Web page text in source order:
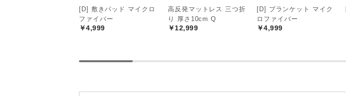
[D] 敷きパッド マイクロ
ファイバー
￥4,999
高反発マットレス 三つ折
り 厚さ10cm Q
￥12,999
[D] ブランケット マイク
ロファイバー
￥4,999